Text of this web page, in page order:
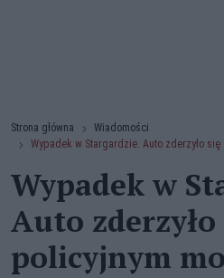
Strona główna
Wiadomości
Wypadek w Stargardzie. Auto zderzyło
Wypadek w
Auto zderzyło
policyjnym